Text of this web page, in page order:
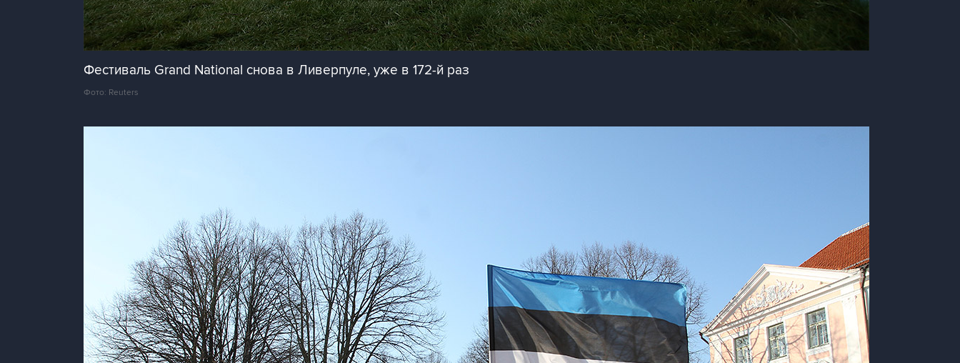
Фестиваль Grand National снова в Ливерпуле, уже в 172-й раз
Фото: Reuters